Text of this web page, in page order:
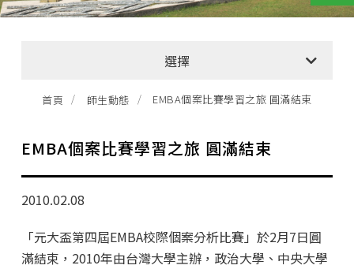
選擇
全部消息
EMBA招生公告
學分班招生公告
行政公告
企業導師計畫
首頁 師生動態 EMBA個案比賽學習之旅 圓滿結束
EMBA個案比賽學習之旅 圓滿結束
2010.02.08
「元大盃第四屆EMBA校際個案分析比賽」於2月7日圓
滿結束，2010年由台灣大學主辦，政治大學、中央大學